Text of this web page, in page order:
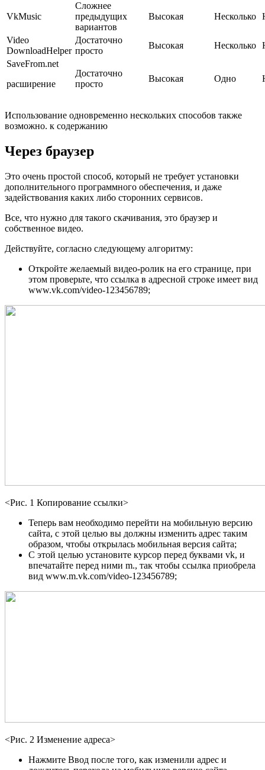
VkMusic
Сложнее
предыдущих
вариантов
Высокая Несколько
Video
DownloadHelper
Достаточно
просто
Высокая Несколько
SaveFrom.net
расширение
Достаточно
просто
Высокая Одно
Использование одновременно нескольких способов также
возможно. к содержанию
Через браузер
Это очень простой способ, который не требует установки
дополнительного программного обеспечения, и даже
задействования каких либо сторонних сервисов.
Все, что нужно для такого скачивания, это браузер и
собственное видео.
Действуйте, согласно следующему алгоритму:
Откройте желаемый видео-ролик на его странице, при
этом проверьте, что ссылка в адресной строке имеет вид
www.vk.com/video-123456789;
<Рис. 1 Копирование ссылки>
Теперь вам необходимо перейти на мобильную версию
сайта, с этой целью вы должны изменить адрес таким
образом, чтобы открылась мобильная версия сайта;
С этой целью установите курсор перед буквами vk, и
впечатайте перед ними m., так чтобы ссылка приобрела
вид www.m.vk.com/video-123456789;
<Рис. 2 Изменение адреса>
Нажмите Ввод после того, как изменили адрес и